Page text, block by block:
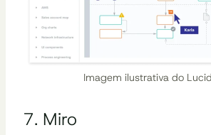
Imagem ilustrativa do
7. Miro